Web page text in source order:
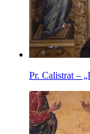
Pr. Calistrat –